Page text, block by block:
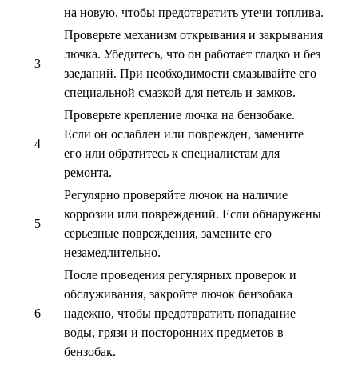
на новую, чтобы предотвратить утечи топлива.
3
Проверьте механизм открывания и закрывания
лючка. Убедитесь, что он работает гладко и без
заеданий. При необходимости смазывайте его
специальной смазкой для петель и замков.
4
Проверьте крепление лючка на бензобаке.
Если он ослаблен или поврежден, замените
его или обратитесь к специалистам для
ремонта.
5
Регулярно проверяйте лючок на наличие
коррозии или повреждений. Если обнаружены
серьезные повреждения, замените его
незамедлительно.
6
После проведения регулярных проверок и
обслуживания, закройте лючок бензобака
надежно, чтобы предотвратить попадание
воды, грязи и посторонних предметов в
бензобак.